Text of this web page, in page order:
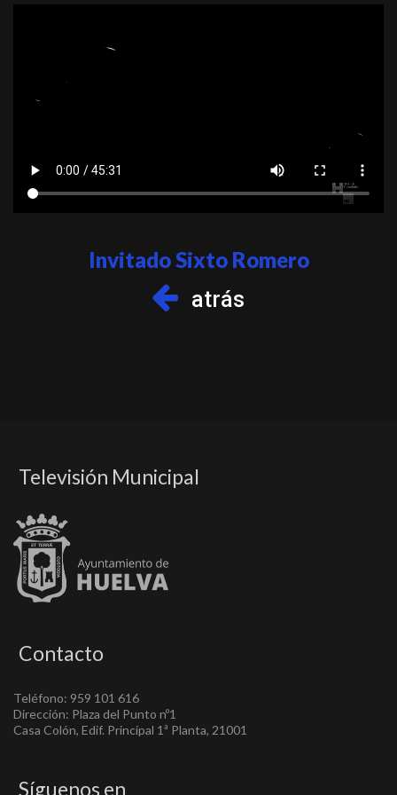
Invitado Sixto Romero
atrás
Televisión Municipal
Contacto
Teléfono: 959 101 616
Dirección: Plaza del Punto nº1
Casa Colón, Edif. Principal 1ª Planta, 21001
Síguenos en